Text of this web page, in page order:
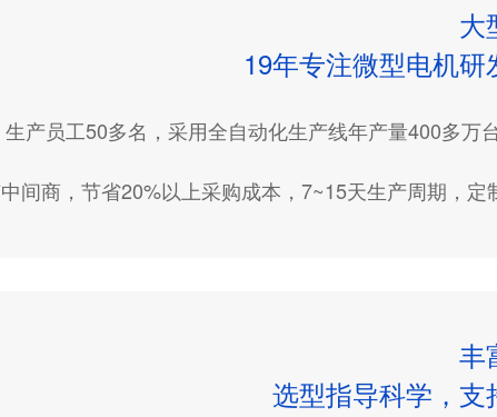
大
19年专注微型电机研
产员工50多名，采用全自动化生产线年产量400多万台
间商，节省20%以上采购成本，7~15天生产周期，定
丰
选型指导科学，